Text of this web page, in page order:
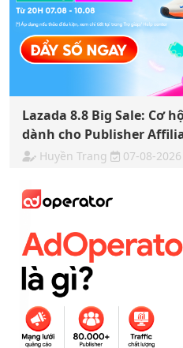
Lazada 8.8 Big Sale: Cơ
dành cho Publisher
Huyền Trang 07-08-2026